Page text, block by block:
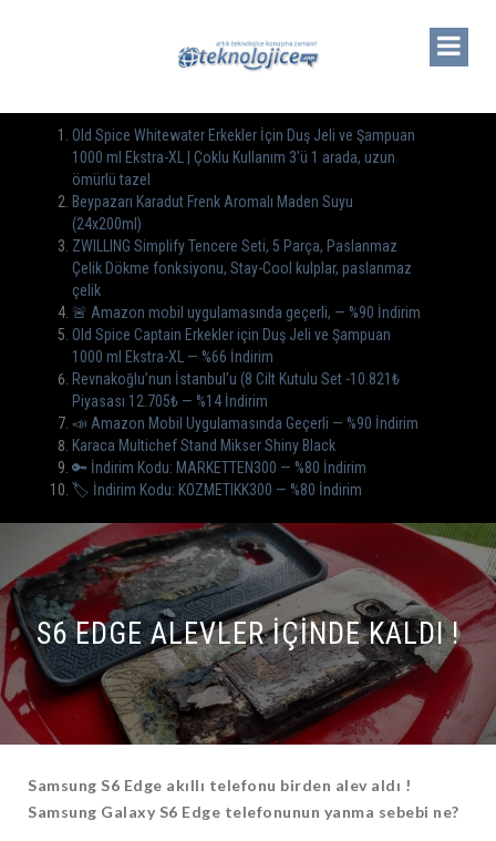
Old Spice Whitewater Erkekler İçin Duş Jeli ve Şampuan
1000 ml Ekstra-XL | Çoklu Kullanım 3’ü 1 arada, uzun
ömürlü tazel
Beypazarı Karadut Frenk Aromalı Maden Suyu
(24x200ml)
ZWILLING Simplify Tencere Seti, 5 Parça, Paslanmaz
Çelik Dökme fonksiyonu, Stay-Cool kulplar, paslanmaz
çelik
🚨 Amazon mobil uygulamasında geçerli, — %90 İndirim
Old Spice Captain Erkekler için Duş Jeli ve Şampuan
1000 ml Ekstra-XL — %66 İndirim
Revnakoğlu’nun İstanbul’u (8 Cilt Kutulu Set -10.821₺
Piyasası 12.705₺ — %14 İndirim
📣 Amazon Mobil Uygulamasında Geçerli — %90 İndirim
Karaca Multichef Stand Mikser Shiny Black
🔑 İndirim Kodu: MARKETTEN300 — %80 İndirim
🏷️ İndirim Kodu: KOZMETIKK300 — %80 İndirim
S6 EDGE ALEVLER İÇINDE KALDI !
Samsung S6 Edge akıllı telefonu birden alev aldı !
Samsung Galaxy S6 Edge telefonunun yanma sebebi ne?